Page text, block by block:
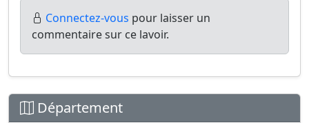
Connectez-vous pour laisser un
commentaire sur ce lavoir.
Département